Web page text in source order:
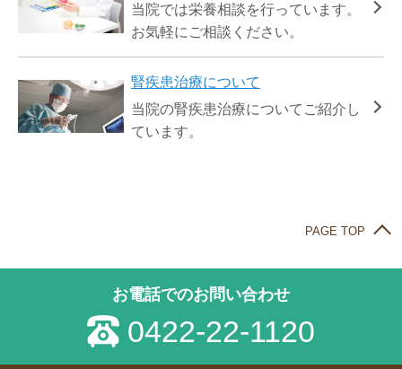
当院では栄養相談を行っています。
お気軽にご相談ください。
腎疾患治療について
当院の腎疾患治療についてご紹介し
ています。
PAGE TOP
お電話でのお問い合わせ
0422-22-1120